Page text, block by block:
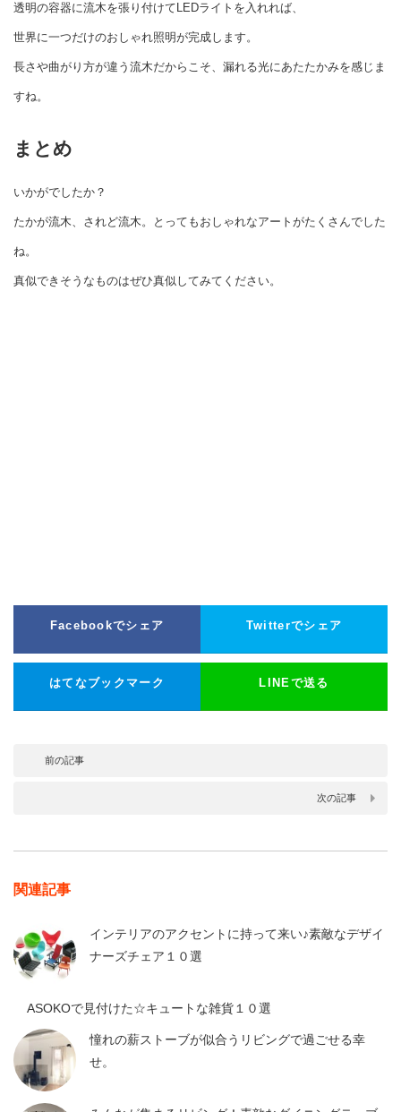
透明の容器に流木を張り付けてLEDライトを入れれば、
世界に一つだけのおしゃれ照明が完成します。
長さや曲がり方が違う流木だからこそ、漏れる光にあたたかみを感じま
すね。
まとめ
いかがでしたか？
たかが流木、されど流木。とってもおしゃれなアートがたくさんでした
ね。
真似できそうなものはぜひ真似してみてください。
Facebookでシェア Twitterでシェア
はてなブックマーク LINEで送る
前の記事
次の記事
関連記事
インテリアのアクセントに持って来い♪素敵なデザイ
ナーズチェア１０選
ASOKOで見付けた☆キュートな雑貨１０選
憧れの薪ストーブが似合うリビングで過ごせる幸
せ。